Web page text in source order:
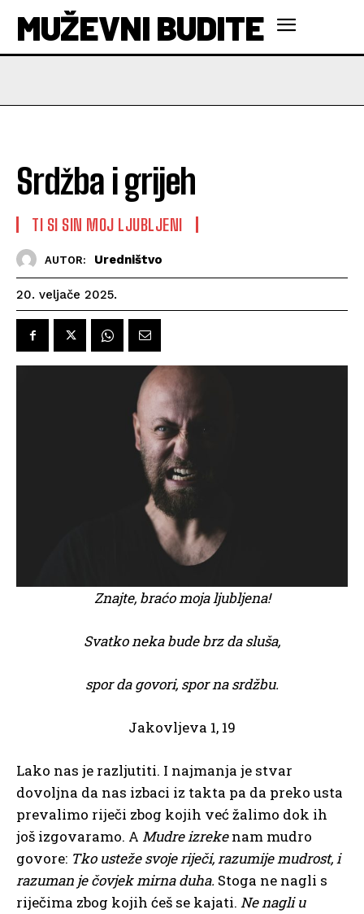
MUŽEVNI BUDITE
Srdžba i grijeh
TI SI SIN MOJ LJUBLJENI
AUTOR: Uredništvo
20. veljače 2025.
Znajte, braćo moja ljubljena!
Svatko neka bude brz da sluša,
spor da govori, spor na srdžbu.
Jakovljeva 1, 19
Lako nas je razljutiti. I najmanja je stvar
dovoljna da nas izbaci iz takta pa da preko usta
prevalimo riječi zbog kojih već žalimo dok ih
još izgovaramo. A Mudre izrekenam mudro
govore: Tko usteže svoje riječi, razumije mudrost, i
razuman je čovjek mirna duha. Stoga ne nagli s
riječima zbog kojih ćeš se kajati. Ne nagli u